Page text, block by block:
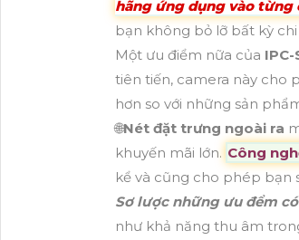
hãng ứng dụng vào
bạn không bỏ lỡ bất kỳ
Một ưu điểm nữa của IPC-
tiên tiến, camera này cho
hơn so với những sản
🌐Nét đặt trưng ngoài ra
khuyến mãi lớn. Công
kể và cũng cho phép bạn
Sơ lược những ưu đểm
như khả năng thu âm